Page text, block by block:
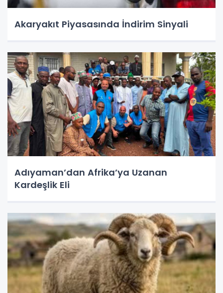
Akaryakıt Piyasasında İndirim Sinyali
Adıyaman’dan Afrika’ya Uzanan
Kardeşlik Eli